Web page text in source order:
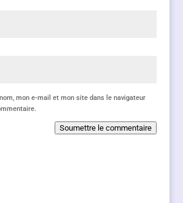
mon e-mail et mon site dans le navigateur
Soumettre le commentaire